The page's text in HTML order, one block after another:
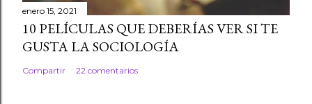
enero 15, 2021
10 PELÍCULAS QUE DEBERÍAS VER SI TE
GUSTA LA SOCIOLOGÍA
Compartir 22 comentarios